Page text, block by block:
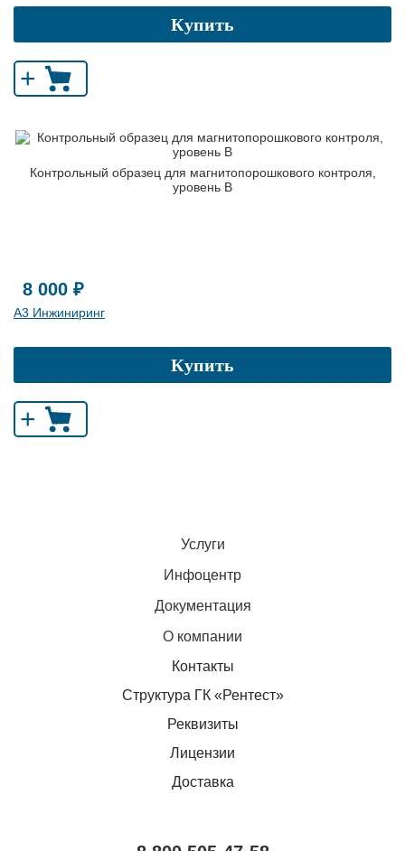
Купить
+
Контрольный образец для магнитопорошкового контроля,
уровень В
8 000 ₽
А3 Инжиниринг
Купить
+
Услуги
Инфоцентр
Документация
О компании
Контакты
Структура ГК «Рентест»
Реквизиты
Лицензии
Доставка